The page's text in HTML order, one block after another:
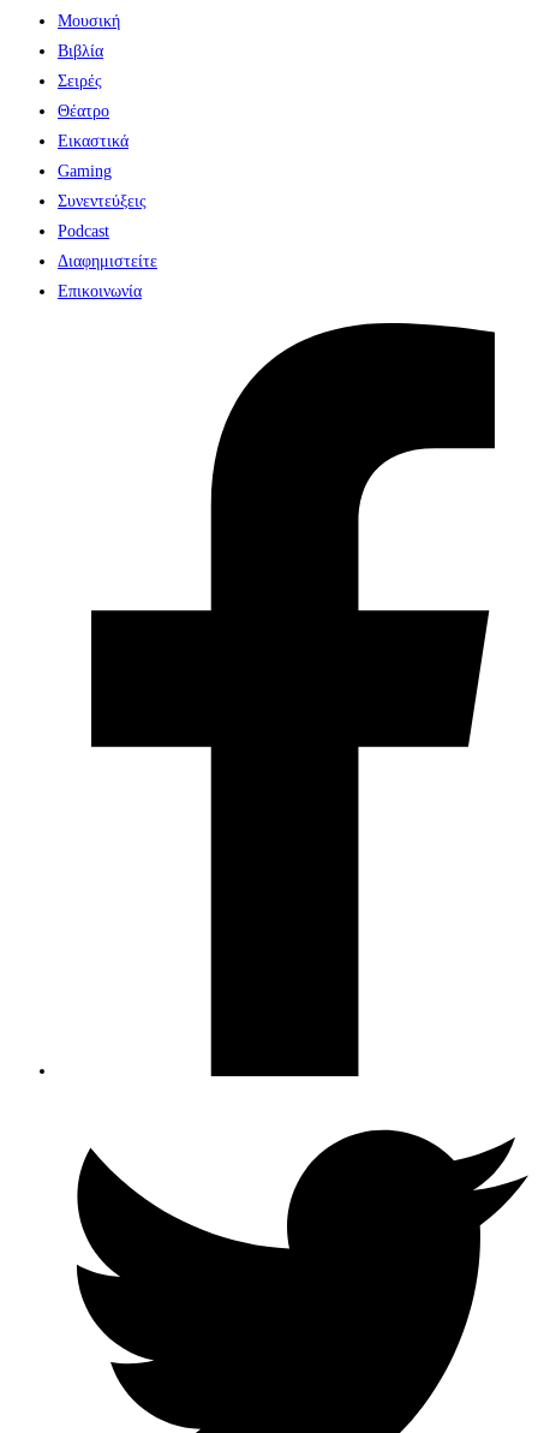
Μουσική
Βιβλία
Σειρές
Θέατρο
Εικαστικά
Gaming
Συνεντεύξεις
Podcast
Διαφημιστείτε
Επικοινωνία